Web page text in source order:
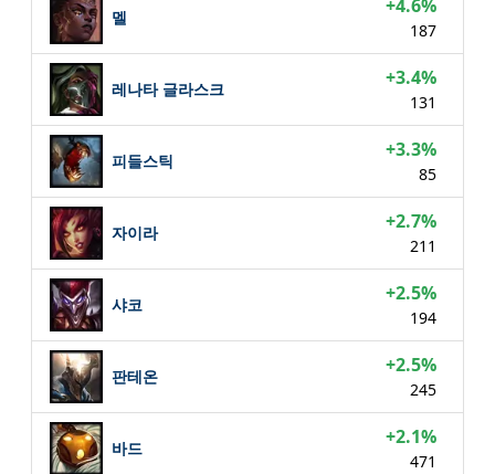
멜 +4.6%
187
레나타 글라스크 +3.4%
131
피들스틱 +3.3%
85
자이라 +2.7%
211
샤코 +2.5%
194
판테온 +2.5%
245
바드 +2.1%
471